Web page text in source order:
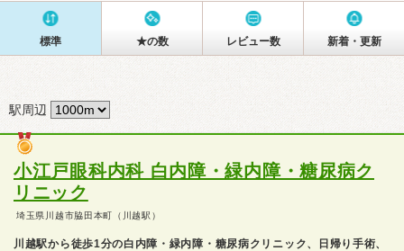
標準 ★の数 レビュー数 新着・更新
駅周辺
小江戸眼科内科 白内障・緑内障・糖尿病ク
リニック
埼玉県川越市脇田本町（川越駅）
川越駅から徒歩1分の白内障・緑内障・糖尿病クリニック、日帰り手術、